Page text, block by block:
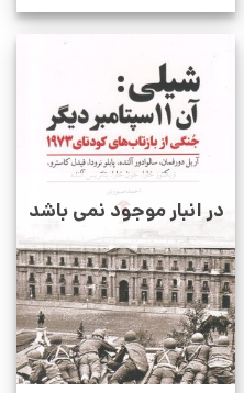
در انبار موجود نمی باشد